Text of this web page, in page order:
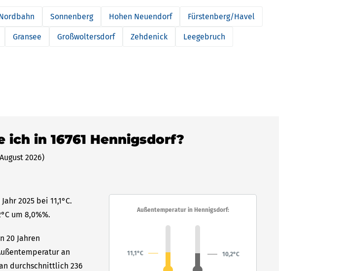
Sonnenberg Hohen Neuendorf Fürstenberg/Havel
Gransee Großwoltersdorf Zehdenick Leegebruch
in 16761 Hennigsdorf?
2026)
2025 bei 11,1°C.
um 8,0%%.
20 Jahren
an
durchschnittlich 236
Außentemperatur in Hennigsdorf:
11,1°C 10,2°C